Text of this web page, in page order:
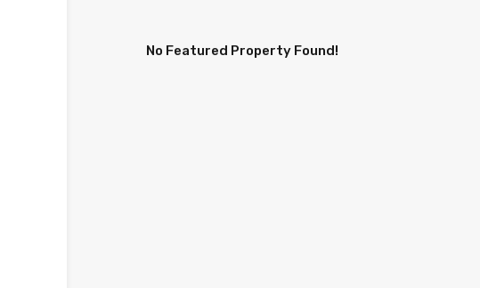
No Featured Property Found!